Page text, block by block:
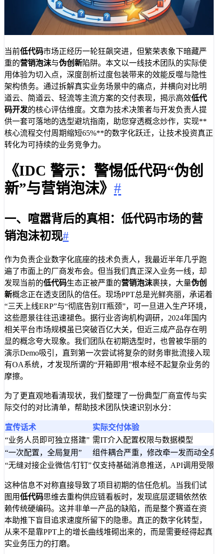
当前低代码市场正经历一轮狂飙突进，但繁荣表象下暗藏严
重的营销泡沫与伪创新陷阱。本文以一线技术团队的实际使
用体验为切入点，深度剖析过度包装带来的效能反噬与隐性
架构债务。通过拆解真实业务场景中的痛点，并横向对比明
道云、简道云、轻流等主流方案的交付表现，揭示高效低代
码开发的核心评估维度。文章为技术决策者与开发负责人提
供一套可落地的选型避坑指南，助您穿透概念炒作，实现**
核心流程交付周期缩短65%**的数字化跃迁，让技术投资真正
转化为可持续的业务竞争力。
《IDC 警示：警惕低代码“伪创
新”与营销泡沫》 #
一、喧嚣背后的真相：低代码市场的营
销泡沫初现#
作为负责企业数字化底座的技术负责人，我最近半年几乎跑
遍了市面上的厂商发布会。但当我们真正深入业务一线，却
发现当前的低代码生态正被严重的营销泡沫裹挟，大量伪创
新概念正在透支团队的信任。现场PPT总是光鲜亮丽，承诺着
“三天上线ERP”与“彻底告别IT瓶颈”，可一旦进入生产环境，
这些愿景往往迅速褪色。据行业咨询机构调研，2024年国内
相关平台市场规模虽已突破百亿大关，但近三成产品存在明
显的概念夸大现象。我们团队在初期选型时，也曾被华丽的
演示Demo吸引，直到第一次尝试将复杂的财务审批流接入现
有OA系统，才发现所谓的“开箱即用”根本经不起复杂业务的
摩擦。
为了更直观地看清现状，我们整理了一份典型厂商宣传与实
际交付的对比清单，帮助技术团队快速识别水分：
宣传话术
实际交付体验
“业务人员即可独立搭建” 需IT介入配置权限与数据模型
“一次配置，全局复用”
组件耦合严重，修改牵一发而动全身
“无缝对接企业微信/钉钉”仅支持基础消息推送，API调用受限
这种信息不对称直接导致了项目初期的信任危机。当我们试
图用低代码思维去重构供应链看板时，发现底层逻辑依然依
赖传统硬编码。这并非单一产品的缺陷，而是整个赛道在资
本助推下盲目追求速度所留下的隐患。真正的数字化转型，
从来不是靠PPT上的增长曲线堆砌出来的，而是需要经得起真
实业务压力的打磨。